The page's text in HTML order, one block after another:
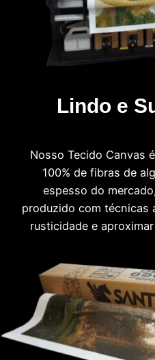
Lindo e
Nosso Tecido Canvas
100% de fibras de
espesso do
produzido com técnicas
rusticidade e